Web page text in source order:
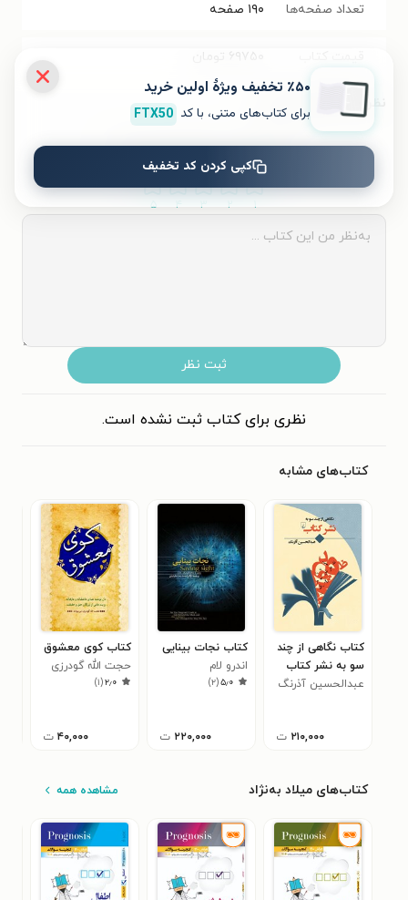
تعداد صفحه‌ها ۱۹۰ صفحه
نظر شما دربارهٔ این کتاب
به این کتاب چه امتیازی می‌دهید؟
۱ ۲ ۳ ۴ ۵
ثبت نظر
نظری برای کتاب ثبت نشده است.
کتاب‌های مشابه
کتاب نگاهی از چند
سو به نشر کتاب
عبدالحسین آذرنگ
۲۱۰,۰۰۰ ت
کتاب نجات بینایی
اندرو لام
۵٫۰(۲)
۲۲۰,۰۰۰ ت
کتاب کوی معشوق
حجت الله گودرزی
(پر پروانه)
۲٫۰(۱)
۴۰,۰۰۰ ت
کتاب‌های میلاد به‌نژاد مشاهده همه
٪۵۰ تخفیف ویژۀ اولین خرید
برای کتاب‌های متنی، با کد FTX50
کپی کردن کد تخفیف